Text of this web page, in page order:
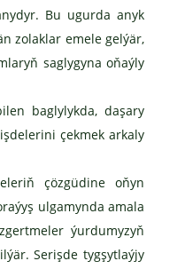
Bu ugurda anyk
zolaklar emele gelýär,
saglygyna oňaýly
baglylykda, daşary
çekmek arkaly
çözgüdine oňyn
ulgamynda amala
ýurdumyzyň
Serişde tygşytlaýjy